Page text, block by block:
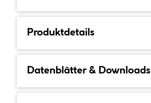
Produktdetails
Datenblätter & Downloads